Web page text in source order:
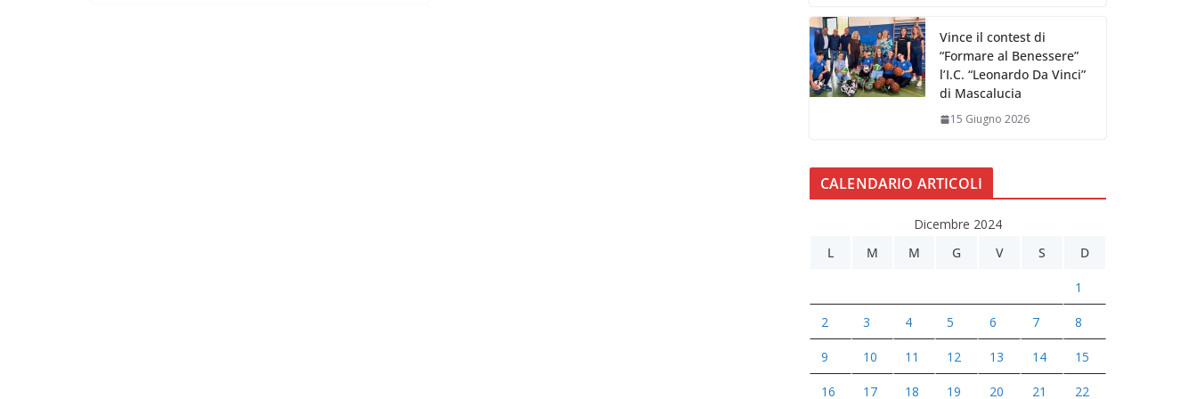
Vince il contest di
“Formare al Benessere”
l’I.C. “Leonardo Da Vinci”
di Mascalucia
15 Giugno 2026
CALENDARIO ARTICOLI
Dicembre 2024
L
M M G V S D
1
2 3 4 5 6 7 8
9 10 11 12 13 14 15
16 17 18 19 20 21 22